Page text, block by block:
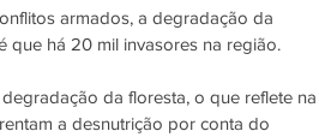
armados, a degradação da
que há 20 mil invasores na região.
da floresta, o que reflete na
a desnutrição por conta do